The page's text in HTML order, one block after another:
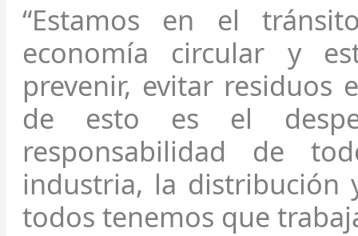
“Estamos en el
economía circular y
prevenir, evitar residuos
de esto es el
responsabilidad de
industria, la distribución
todos tenemos que